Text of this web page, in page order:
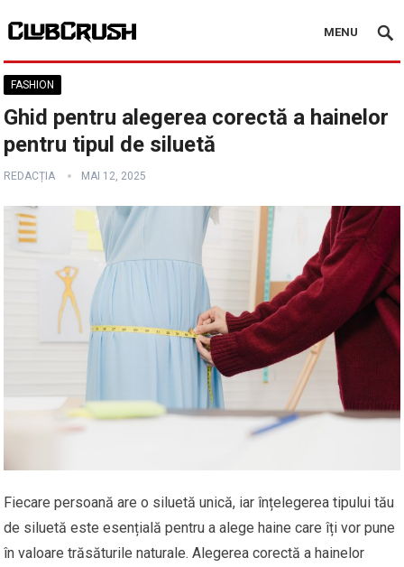
MENU
FASHION
Ghid pentru alegerea corectă a hainelor
pentru tipul de siluetă
REDACȚIA MAI 12, 2025
Fiecare persoană are o siluetă unică, iar înțelegerea tipului tău
de siluetă este esențială pentru a alege haine care îți vor pune
în valoare trăsăturile naturale. Alegerea corectă a hainelor